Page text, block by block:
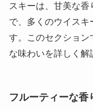
スキーは、甘美な
で、多くのウイスキ
す。このセクション
な味わいを詳しく解
フルーティーな香